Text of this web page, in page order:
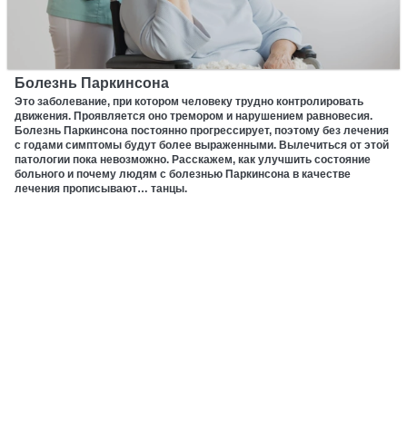
Болезнь Паркинсона
Это заболевание, при котором человеку трудно контролировать
движения. Проявляется оно тремором и нарушением равновесия.
Болезнь Паркинсона постоянно прогрессирует, поэтому без лечения
с годами симптомы будут более выраженными. Вылечиться от этой
патологии пока невозможно. Расскажем, как улучшить состояние
больного и почему людям с болезнью Паркинсона в качестве
лечения прописывают… танцы.